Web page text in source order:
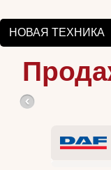
НОВАЯ ТЕХНИКА